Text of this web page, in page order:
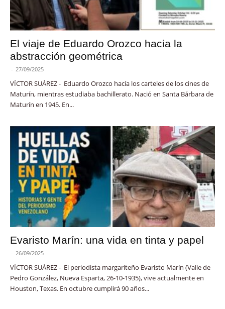
El viaje de Eduardo Orozco hacia la
abstracción geométrica
- 27/09/2025
VÍCTOR SUÁREZ - Eduardo Orozco hacía los carteles de los cines de
Maturín, mientras estudiaba bachillerato. Nació en Santa Bárbara de
Maturín en 1945. En...
Evaristo Marín: una vida en tinta y papel
- 26/09/2025
VÍCTOR SUÁREZ - El periodista margariteño Evaristo Marín (Valle de
Pedro González, Nueva Esparta, 26-10-1935), vive actualmente en
Houston, Texas. En octubre cumplirá 90 años...